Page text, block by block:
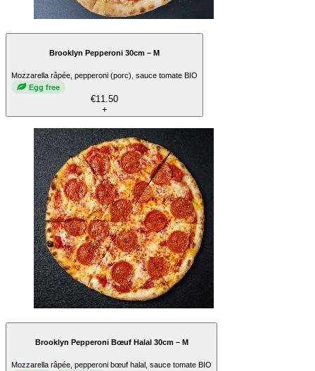
Brooklyn Pepperoni 30cm – M
Mozzarella râpée, pepperoni (porc), sauce tomate BIO
Egg free
€11.50
+
Brooklyn Pepperoni Bœuf Halal 30cm – M
Mozzarella râpée, pepperoni bœuf halal, sauce tomate BIO